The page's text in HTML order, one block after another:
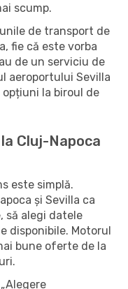
scump.
de transport de
fie că este vorba
de un serviciu de
aeroportului Sevilla
la biroul de
Cluj-Napoca
este simplă.
și Sevilla ca
să alegi datele
disponibile. Motorul
bune oferte de la